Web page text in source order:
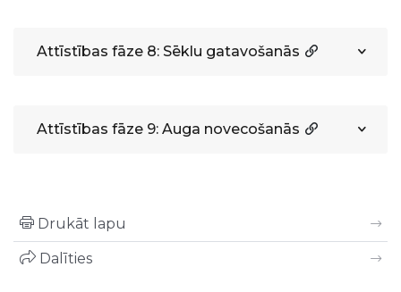
Attīstības fāze 8: Sēklu gatavošanās
Attīstības fāze 9: Auga novecošanās
Drukāt lapu
Dalīties